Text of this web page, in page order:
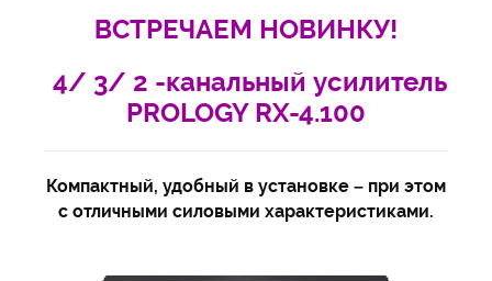
ВСТРЕЧАЕМ НОВИНКУ!
4/ 3/ 2 -канальный усилитель
PROLOGY RX-4.100
Компактный, удобный в установке – при этом
с отличными силовыми характеристиками.